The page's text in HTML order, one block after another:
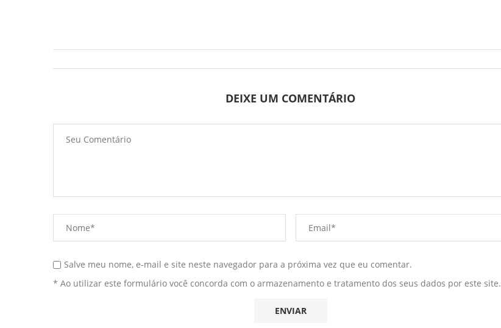
DEIXE UM COMENTÁRIO
Salve meu nome, e-mail e site neste navegador para a próxima vez que eu comentar.
* Ao utilizar este formulário você concorda com o armazenamento e tratamento dos seus dados por este site.